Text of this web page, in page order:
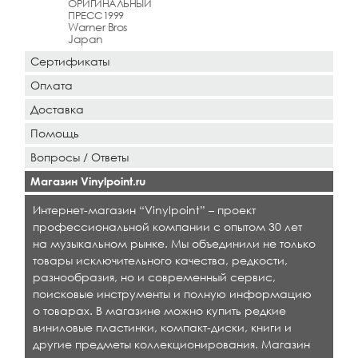
ОРИГИНАЛЬНЫЙ
ПРЕСС1999
Warner Bros
Japan
Сертификаты
Оплата
Доставка
Помощь
Вопросы / Ответы
Магазин Vinylpoint.ru
Интернет-магазин “Vinylpoint” – проект
профессиональной компании с опытом 30 лет
на музыкальном рынке. Мы объединили не только
товары исключительного качества, редкости,
разнообразия, но и современный сервис,
поисковые инструменты и полную информацию
о товарах. В магазине можно купить редкие
виниловые пластинки, компакт-диски, книги и
другие предметы коллекционирования. Магазин